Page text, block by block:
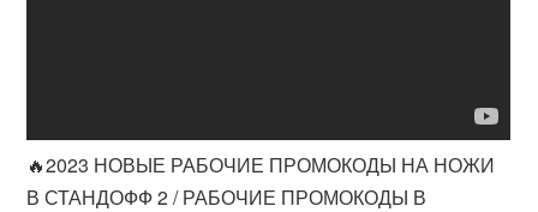
🔥2023 НОВЫЕ РАБОЧИЕ ПРОМОКОДЫ НА НОЖИ
В СТАНДОФФ 2 / РАБОЧИЕ ПРОМОКОДЫ В